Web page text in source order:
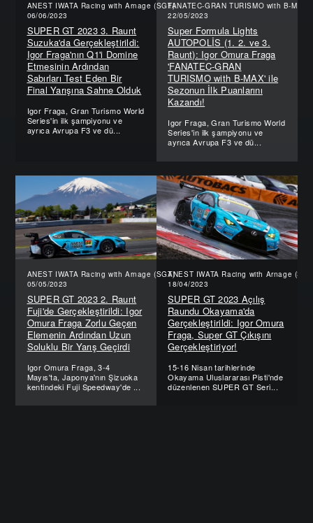
ANEST IWATA Racing with Arnage (SGT)
06/06/2023
SUPER GT 2023 3. Raunt
Suzuka'da Gerçekleştirildi:
Igor Fraga'nın Q1'i Domine
Etmesinin Ardından
Sabırları Test Eden Bir
Final Yarışına Sahne Olduk
Igor Fraga, Gran Turismo World
Series'in ilk şampiyonu ve
ayrıca Avrupa F3 ve dü...
FANATEC-GRAN TURISMO with B-MAX
22/05/2023
Super Formula Lights
AUTOPOLİS (1. 2. ve 3.
Raunt): Igor Omura Fraga
'FANATEC-GRAN
TURISMO with B-MAX' ile
Sezonun İlk Puanlarını
Kazandı!
Igor Fraga, Gran Turismo World
Series'in ilk şampiyonu ve
ayrıca Avrupa F3 ve dü...
ANEST IWATA Racing with Arnage (SGT)
05/05/2023
SUPER GT 2023 2. Raunt
Fuji'de Gerçekleştirildi: Igor
Omura Fraga Zorlu Geçen
Elemenin Ardından Uzun
Soluklu Bir Yarış Geçirdi
Igor Omura Fraga, 3-4
Mayıs'ta, Japonya'nın Şizuoka
kentindeki Fuji Speedway'de ...
ANEST IWATA Racing with Arnage
18/04/2023
SUPER GT 2023 Açılış
Raundu Okayama'da
Gerçekleştirildi: Igor Omura
Fraga, Super GT Çıkışını
Gerçekleştiriyor!
15-16 Nisan tarihlerinde
Okayama Uluslararası Pisti'nde
düzenlenen SUPER GT Seri...